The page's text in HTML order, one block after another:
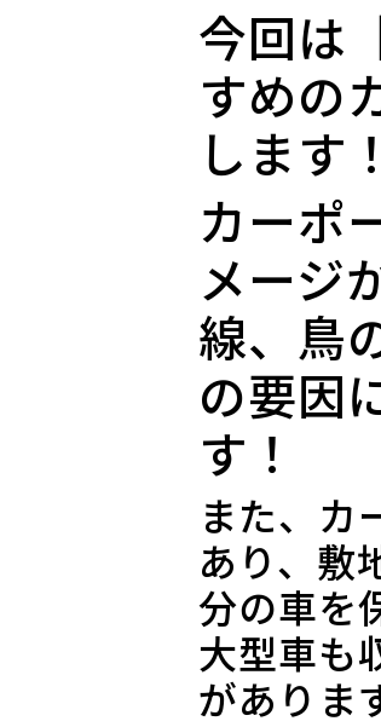
今回は
すめの
します！
カーポ
メージ
線、鳥
の要因
す！
また、カ
あり、敷
分の車を
大型車も
がありま